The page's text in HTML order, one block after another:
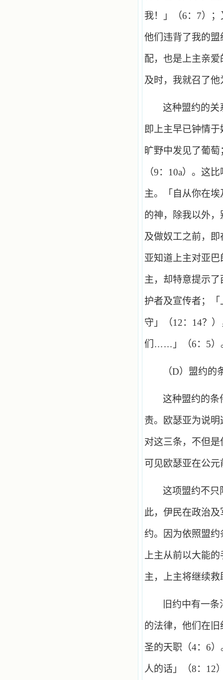
我！」（6： 7）
他们违背了我的
配，也是上主亲
及时，我就召了
这种盟约的关
即上主早已钟情
旷野中发见了葡
（9： 10a）。这
主。「自从你在
的神，除我以外
及做奴工之前，
亚知道上主对亚
主，却特意提示
护者及宣传者；
守」（12： 14？
们……」（6： 5）
（D）盟约的
这种盟约的条
责。欧瑟亚为说
对这三条，不但
可见欧瑟亚在公
这项盟约不只
此，伊民在政治
约。因为依照盟
上主从前以大能
主，上主将继续救
旧约中有一
的法律，他们在
圣的天职（4： 6
人的话」（8： 12